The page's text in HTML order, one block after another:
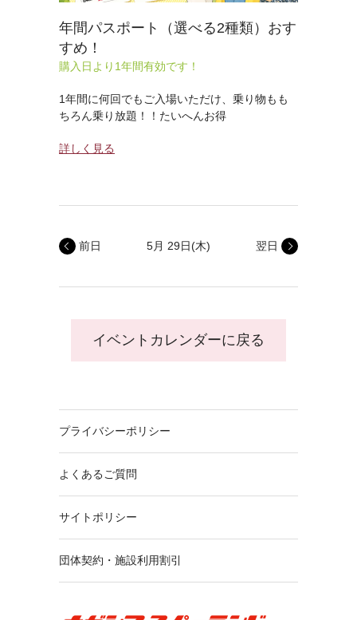
年間パスポート（選べる2種類）おす
すめ！
購入日より1年間有効です！
1年間に何回でもご入場いただけ、乗り物もも
ちろん乗り放題！！たいへんお得
詳しく見る
5月 29日(木)
前日 翌日
イベントカレンダーに戻る
プライバシーポリシー
よくあるご質問
サイトポリシー
団体契約・施設利用割引